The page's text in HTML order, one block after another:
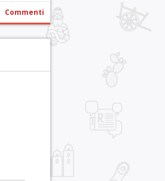
Commenti